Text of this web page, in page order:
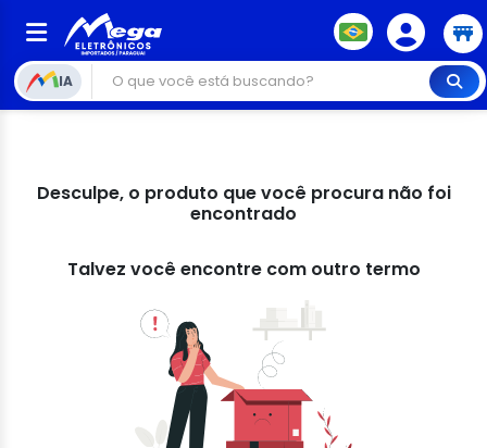
IA
Desculpe, o produto que você procura não foi
encontrado
Talvez você encontre com outro termo